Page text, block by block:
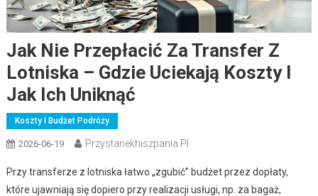
Jak Nie Przepłacić Za Transfer Z
Lotniska – Gdzie Uciekają Koszty I
Jak Ich Uniknąć
Koszty I Budżet Podróży
2026-06-19 Przystanekhiszpania.pl
Przy transferze z lotniska łatwo „zgubić” budżet przez dopłaty,
które ujawniają się dopiero przy realizacji usługi, np. za bagaż,